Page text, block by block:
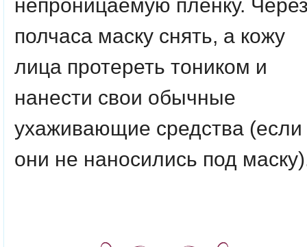
непроницаемую пленку.
полчаса маску снять, а кожу
лица протереть тоником и
нанести свои обычные
ухаживающие средства (если
они не наносились под